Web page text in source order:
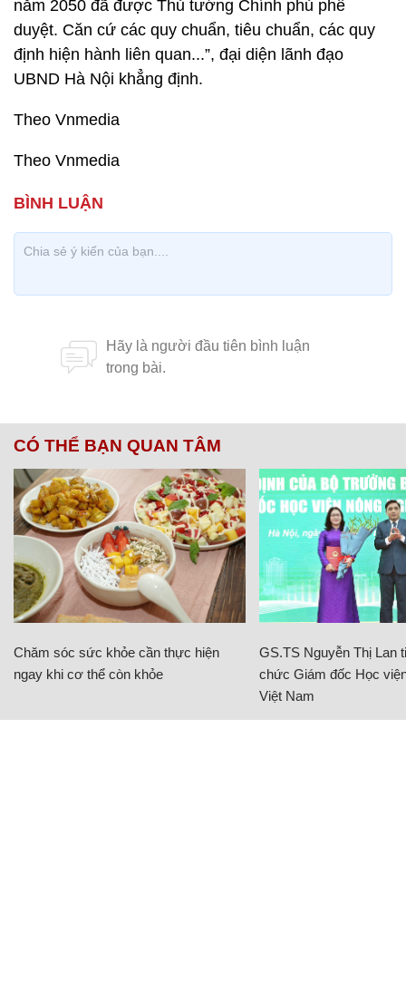
năm 2050 đã được Thủ tướng Chính phủ phê
duyệt. Căn cứ các quy chuẩn, tiêu chuẩn, các quy
định hiện hành liên quan...”, đại diện lãnh đạo
UBND Hà Nội khẳng định.
Theo Vnmedia
Theo Vnmedia
CÓ THỂ BẠN QUAN TÂM
Chăm sóc sức khỏe cần thực hiện
ngay khi cơ thể còn khỏe
GS.TS Nguyễn Thị Lan
chức Giám đốc Học
Việt Nam